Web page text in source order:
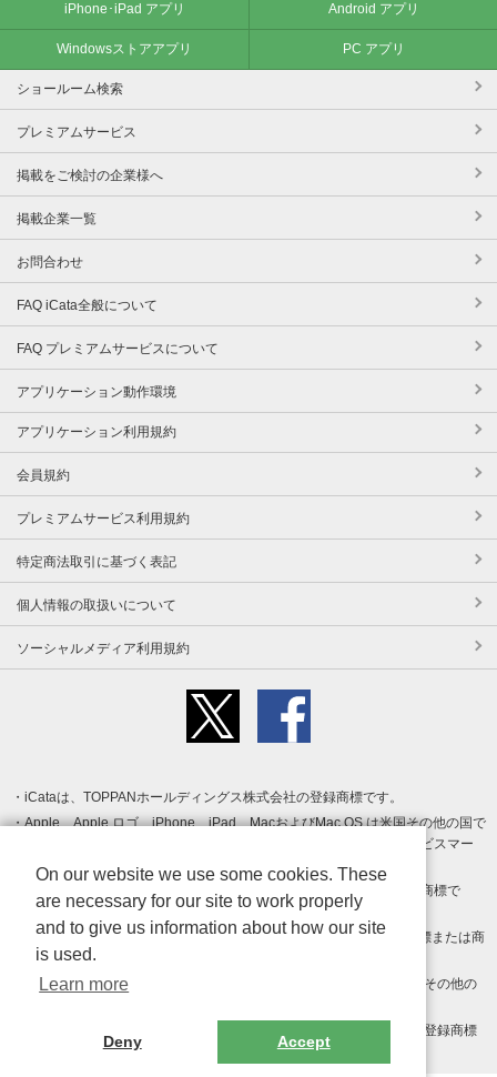
iPhone･iPad アプリ Android アプリ
Windowsストアアプリ PC アプリ
ショールーム検索
プレミアムサービス
掲載をご検討の企業様へ
掲載企業一覧
お問合わせ
FAQ iCata全般について
FAQ プレミアムサービスについて
アプリケーション動作環境
アプリケーション利用規約
会員規約
プレミアムサービス利用規約
特定商法取引に基づく表記
個人情報の取扱いについて
ソーシャルメディア利用規約
iCataは、TOPPANホールディングス株式会社の登録商標です。
Apple、Apple ロゴ、iPhone、iPad、MacおよびMac OS は米国その他の国で
登録された Apple Inc. の商標です。App Store は Apple Inc. のサービスマー
クです。
Android、Google Play および Google Play ロゴ は Google LLC の商標で
す。
Windows は Microsoft Inc.の米国およびその他の国における登録商標または商
標です。
Adobe、Adobe Reader、Adobe PDF は、Adobe Inc.の米国およびその他の
その他、記載されている会社名、商品名、ロゴは各社の商標または登録商標
On our website we use some cookies. These
are necessary for our site to work properly
and to give us information about how our site
is used.
Learn more
Deny Accept